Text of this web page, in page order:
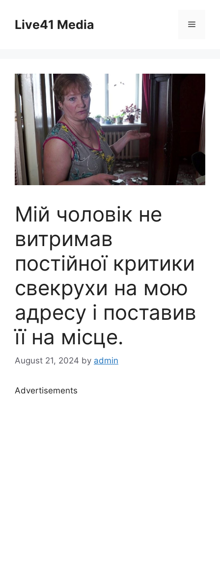
contentLive41 Media Menu
Мій чоловік не
витримав
постійної критики
свекрухи на мою
адресу і поставив
її на місце.
August 21, 2024 by admin
Advertisements